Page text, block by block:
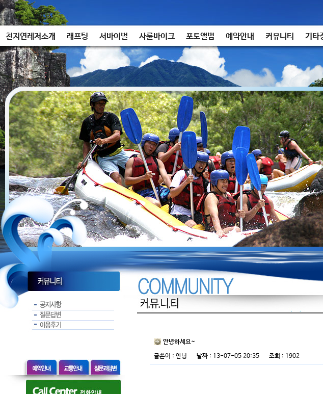
천지연레저소개 래프팅 서바이벌 사륜바이크 포토앨범 예약안내 커뮤니티 기타
안녕하세요~
글쓴이 : 안녕 날짜 : 13-07-05 20:35 조회 : 1902